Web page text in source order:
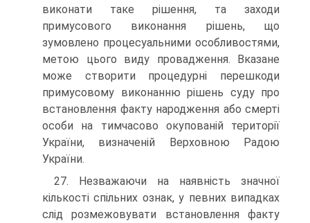
виконати таке рішення, та заходи
примусового виконання рішень, що
зумовлено процесуальними особливостями,
метою цього виду провадження. Вказане
може створити процедурні перешкоди
примусовому виконанню рішень суду про
встановлення факту народження або смерті
особи на тимчасово окупованій території
України, визначеній Верховною Радою
України.
27. Незважаючи на наявність значної
кількості спільних ознак, у певних випадках
слід розмежовувати встановлення факту